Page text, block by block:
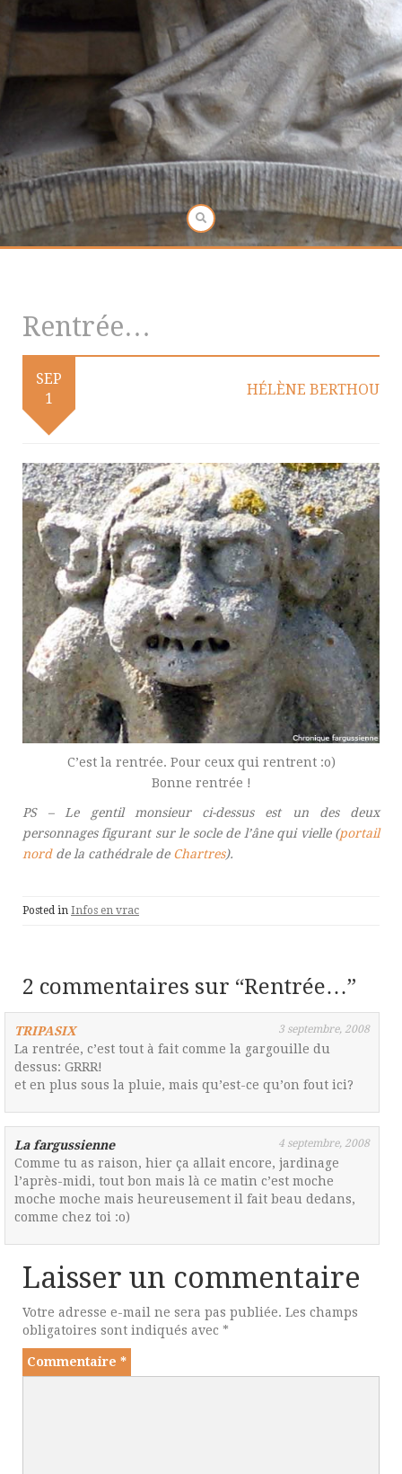
Rentrée…
SEP
1
HÉLÈNE BERTHOU
C’est la rentrée. Pour ceux qui rentrent :o)
Bonne rentrée !
PS – Le gentil monsieur ci-dessus est un des deux
personnages figurant sur le socle de l’âne qui vielle (portail
nord de la cathédrale de Chartres).
Posted in Infos en vrac
2 commentaires sur “Rentrée…”
TRIPASIX 3 septembre, 2008
La rentrée, c’est tout à fait comme la gargouille du
dessus: GRRR!
et en plus sous la pluie, mais qu’est-ce qu’on fout ici?
La fargussienne 4 septembre, 2008
Comme tu as raison, hier ça allait encore, jardinage
l’après-midi, tout bon mais là ce matin c’est moche
moche moche mais heureusement il fait beau dedans,
comme chez toi :o)
Laisser un commentaire
Votre adresse e-mail ne sera pas publiée. Les champs
obligatoires sont indiqués avec *
Commentaire *